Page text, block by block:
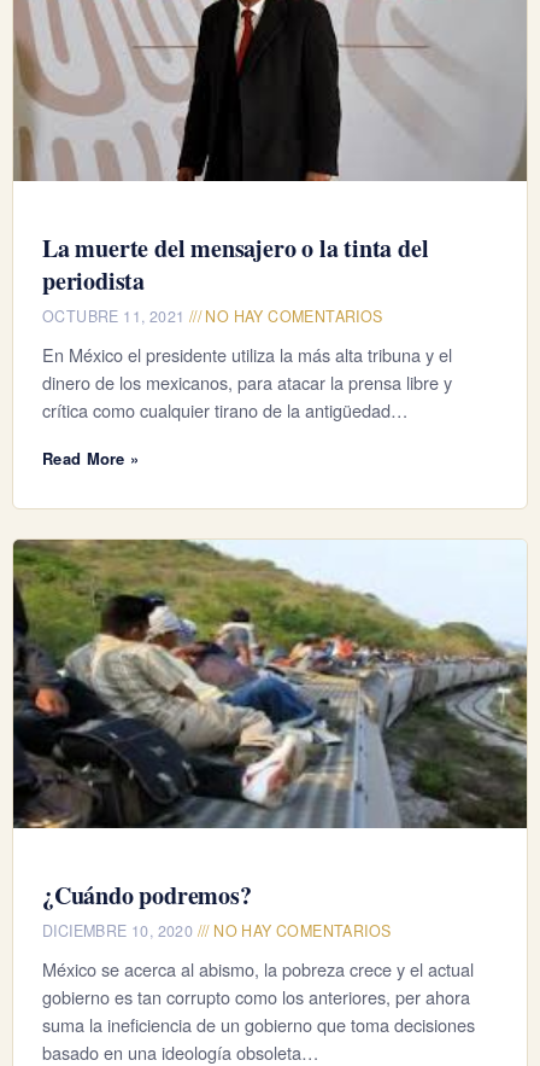
La muerte del mensajero o la tinta del
periodista
OCTUBRE 11, 2021 NO HAY COMENTARIOS
En México el presidente utiliza la más alta tribuna y el
dinero de los mexicanos, para atacar la prensa libre y
crítica como cualquier tirano de la antigüedad…
Read More »
¿Cuándo podremos?
DICIEMBRE 10, 2020 NO HAY COMENTARIOS
México se acerca al abismo, la pobreza crece y el actual
gobierno es tan corrupto como los anteriores, per ahora
suma la ineficiencia de un gobierno que toma decisiones
basado en una ideología obsoleta…